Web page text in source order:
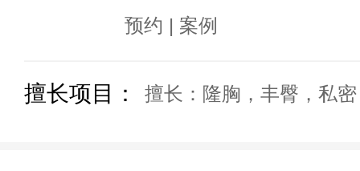
预约 | 案例
擅长项目： 擅长：隆胸，丰臀，私